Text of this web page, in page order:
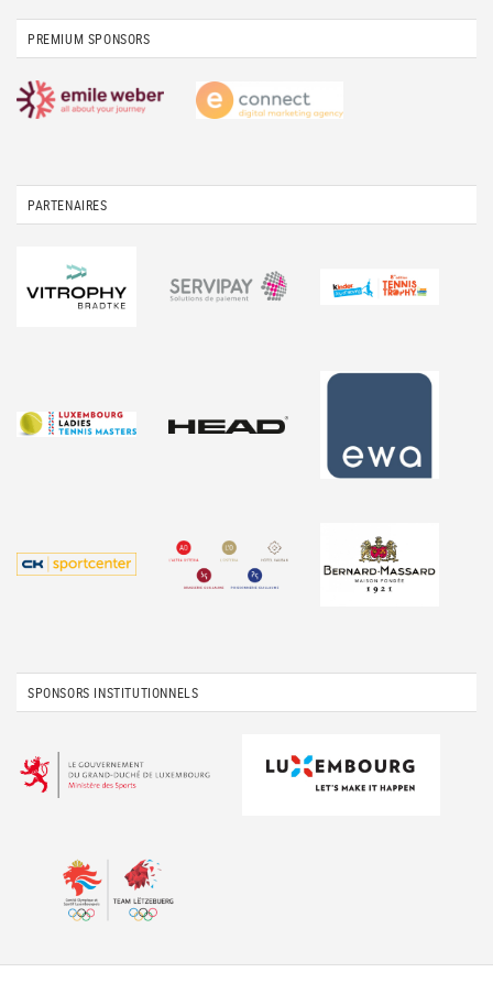
PREMIUM SPONSORS
PARTENAIRES
SPONSORS INSTITUTIONNELS